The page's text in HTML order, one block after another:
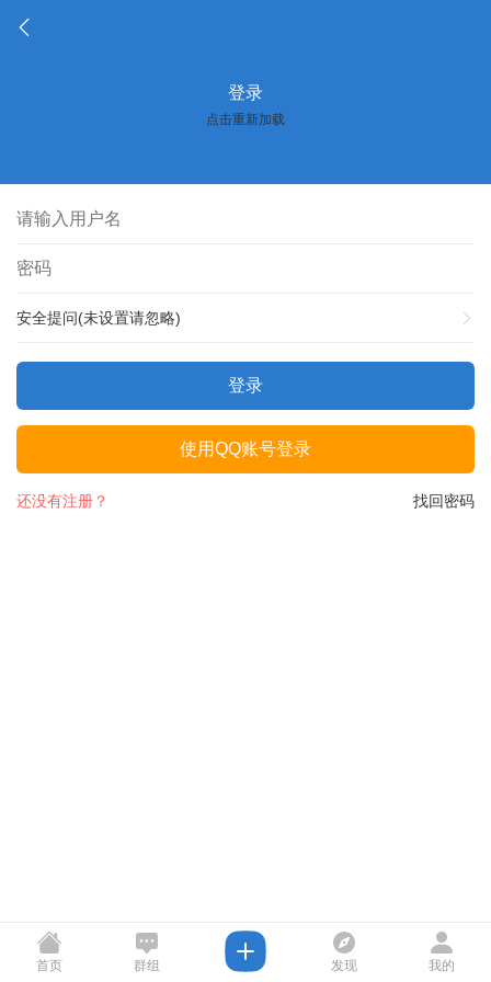
登录
点击重新加载
安全提问(未设置请忽略)
登录
使用QQ账号登录
找回密码
还没有注册？
首页 群组 发现 我的